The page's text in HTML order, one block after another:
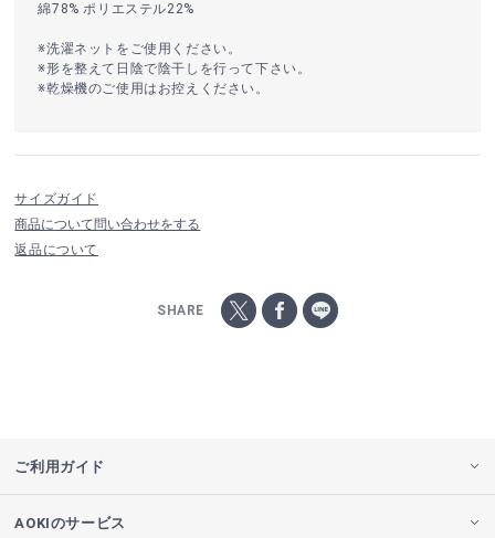
綿78% ポリエステル22%
※洗濯ネットをご使用ください。
※形を整えて日陰で陰干しを行って下さい。
※乾燥機のご使用はお控えください。
サイズガイド
商品について問い合わせをする
返品について
SHARE
ご利用ガイド
AOKIのサービス